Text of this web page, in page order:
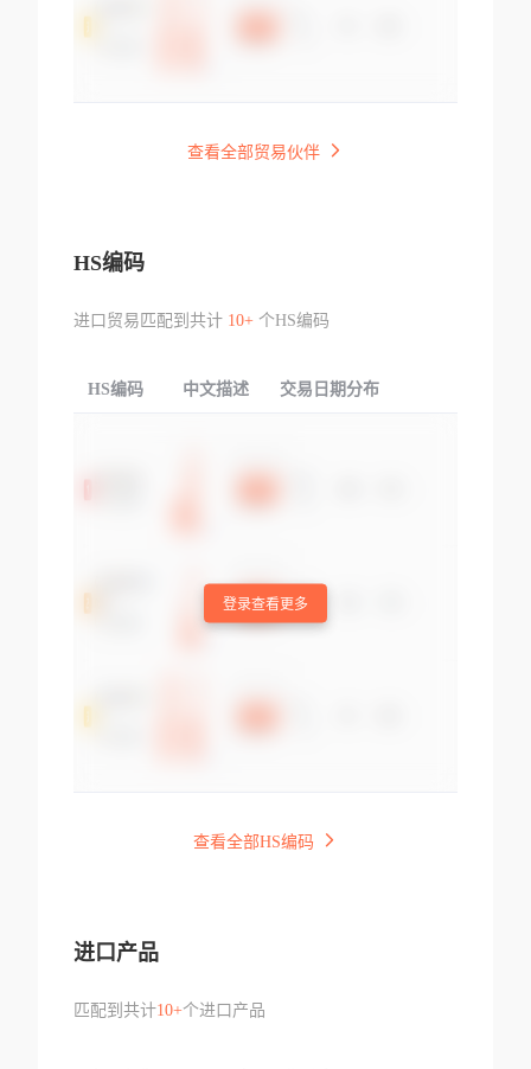
查看全部贸易伙伴
HS编码
进口贸易匹配到共计 10+个HS编码
HS编码 中文描述 交易日期分布
登录查看更多
查看全部HS编码
进口产品
匹配到共计10+个进口产品